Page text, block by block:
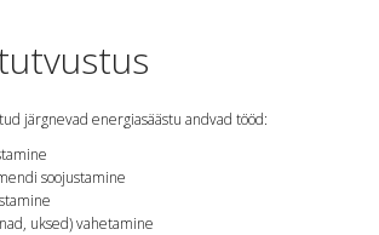
järgnevad energiasäästu andvad tööd:
soojustamine
uksed) vahetamine